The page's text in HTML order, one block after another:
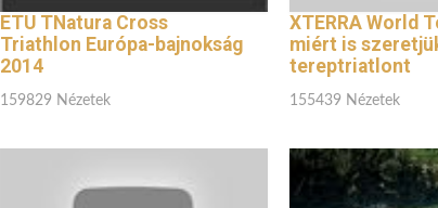
ETU TNatura Cross
Triathlon Európa-bajnokság
2014
159829 Nézetek
XTERRA World
miért is
tereptriatlont
155439 Nézetek